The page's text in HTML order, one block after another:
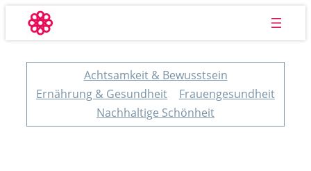
Inhalt
Achtsamkeit & Bewusstsein
Ernährung & Gesundheit
Frauengesundheit
Nachhaltige Schönheit